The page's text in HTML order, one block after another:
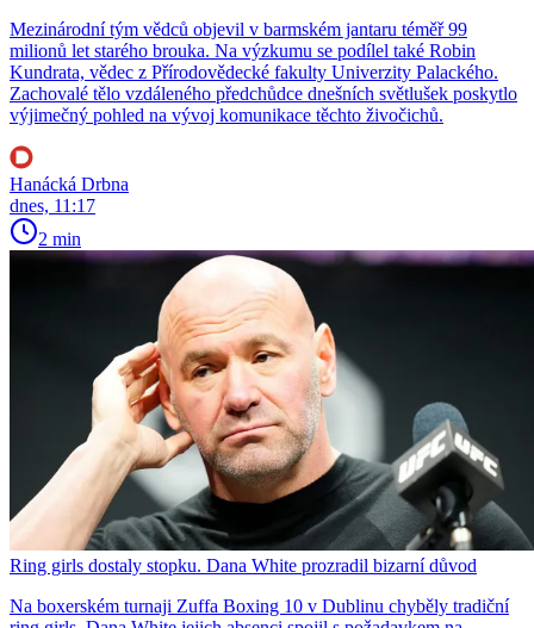
Mezinárodní tým vědců objevil v barmském jantaru téměř 99
milionů let starého brouka. Na výzkumu se podílel také Robin
Kundrata, vědec z Přírodovědecké fakulty Univerzity Palackého.
Zachovalé tělo vzdáleného předchůdce dnešních světlušek poskytlo
výjimečný pohled na vývoj komunikace těchto živočichů.
Hanácká Drbna
dnes, 11:17
2 min
Ring girls dostaly stopku. Dana White prozradil bizarní důvod
Na boxerském turnaji Zuffa Boxing 10 v Dublinu chyběly tradiční